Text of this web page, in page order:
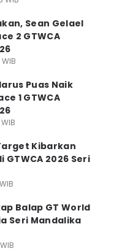
Sean Gelael
2 GTWCA
Puas Naik
1 GTWCA
Kibarkan
GTWCA 2026 Seri
Balap GT World
Seri Mandalika